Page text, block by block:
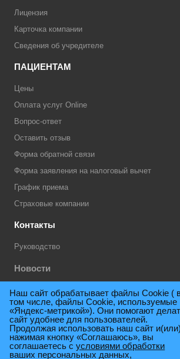
Лицензия
Карточка компании
Сведения об учредителе
ПАЦИЕНТАМ
Цены
Оплата услуг Online
Вопрос-ответ
Оставить отзыв
Форма обратной связи
Форма заявления на налоговый вычет
График приема
Страховые компании
Контакты
Руководство
Новости
Техническая поддержка
© 2009 - 2026. Поликлиника консультативно-
Е.М.Нигинского
Наш сайт обрабатывает файлы Cookie (
том числе, файлы Cookie, используемые
«Яндекс-метрикой»). Они помогают
сайт удобнее для пользователей.
Продолжая использовать наш сайт и(или)
нажимая кнопку «Соглашаюсь», вы
соглашаетесь сусловиями обработки
ваших персональных данных,